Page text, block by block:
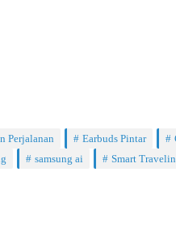
Perjalanan Earbuds Pintar
samsung ai Smart